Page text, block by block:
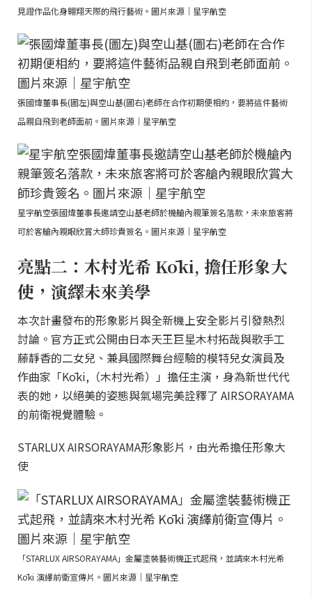
見證作品化身翱翔天際的飛行藝術。圖片來源｜星宇航空
張國煒董事長(圖左)與空山基(圖右)老師在合作初期便相約，要將這件藝術
品親自飛到老師面前。圖片來源｜星宇航空
星宇航空張國煒董事長邀請空山基老師於機艙內親筆簽名落款，未來旅客將
可於客艙內親眼欣賞大師珍貴簽名。圖片來源｜星宇航空
亮點二：木村光希 Kōki, 擔任形象大
使，演繹未來美學
本次計畫發布的形象影片與全新機上安全影片引發熱烈
討論。官方正式公開由日本天王巨星木村拓哉與歌手工
藤靜香的二女兒、兼具國際舞台經驗的模特兒女演員及
作曲家「Kōki,（木村光希）」擔任主演，身為新世代代
表的她，以絕美的姿態與氣場完美詮釋了 AIRSORAYAMA
的前衛視覺體驗。
STARLUX AIRSORAYAMA形象影片，由光希擔任形象大
使
「STARLUX AIRSORAYAMA」金屬塗裝藝術機正式起飛，並請來木村光希
Kōki 演繹前衛宣傳片。圖片來源｜星宇航空